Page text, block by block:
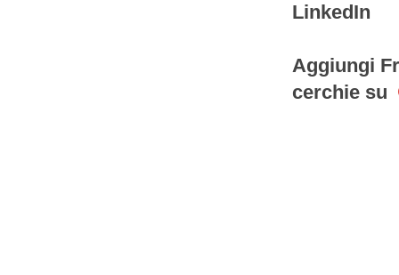
LinkedIn
Aggiungi
cerchie su